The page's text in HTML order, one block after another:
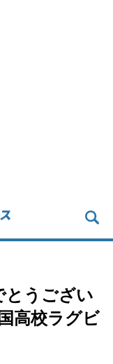
とうござい
高校ラグビ